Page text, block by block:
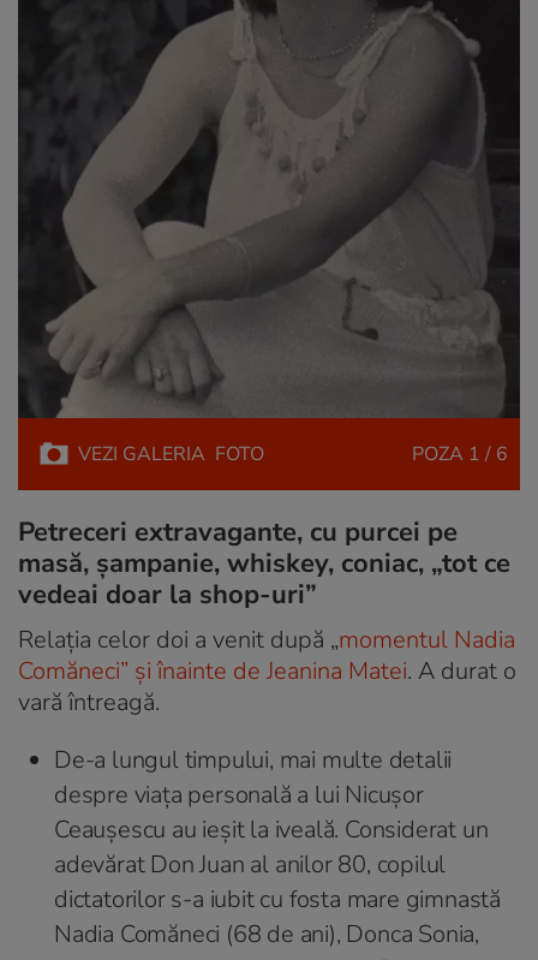
VEZI GALERIA FOTO POZA 1 / 6
Petreceri extravagante, cu purcei pe
masă, șampanie, whiskey, coniac, „tot ce
vedeai doar la shop-uri”
Relația celor doi a venit după „momentul Nadia
Comăneci” și înainte de Jeanina Matei. A durat o
vară întreagă.
De-a lungul timpului, mai multe detalii
despre viața personală a lui Nicușor
Ceaușescu au ieșit la iveală. Considerat un
adevărat Don Juan al anilor 80, copilul
dictatorilor s-a iubit cu fosta mare gimnastă
Nadia Comăneci (68 de ani), Donca Sonia,